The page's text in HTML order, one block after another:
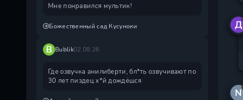
Д
N
Мне понравился мультик!
Божественный сад Кусуноки
B Bublik02.08.26
Где озвучка анилиберти, бл*ть озвучивают по
30 лет пиздец х*й дождëшся